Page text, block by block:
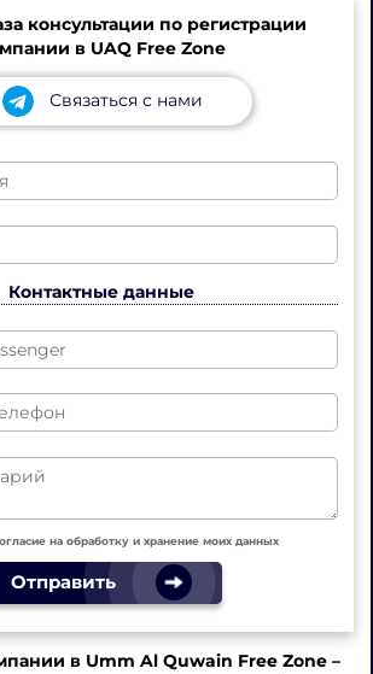
консультации по регистрации
в UAQ Free Zone
Связаться с нами
Контактные данные
на обработку и хранение моих данных
Отправить
в Umm Al Quwain Free Zone –